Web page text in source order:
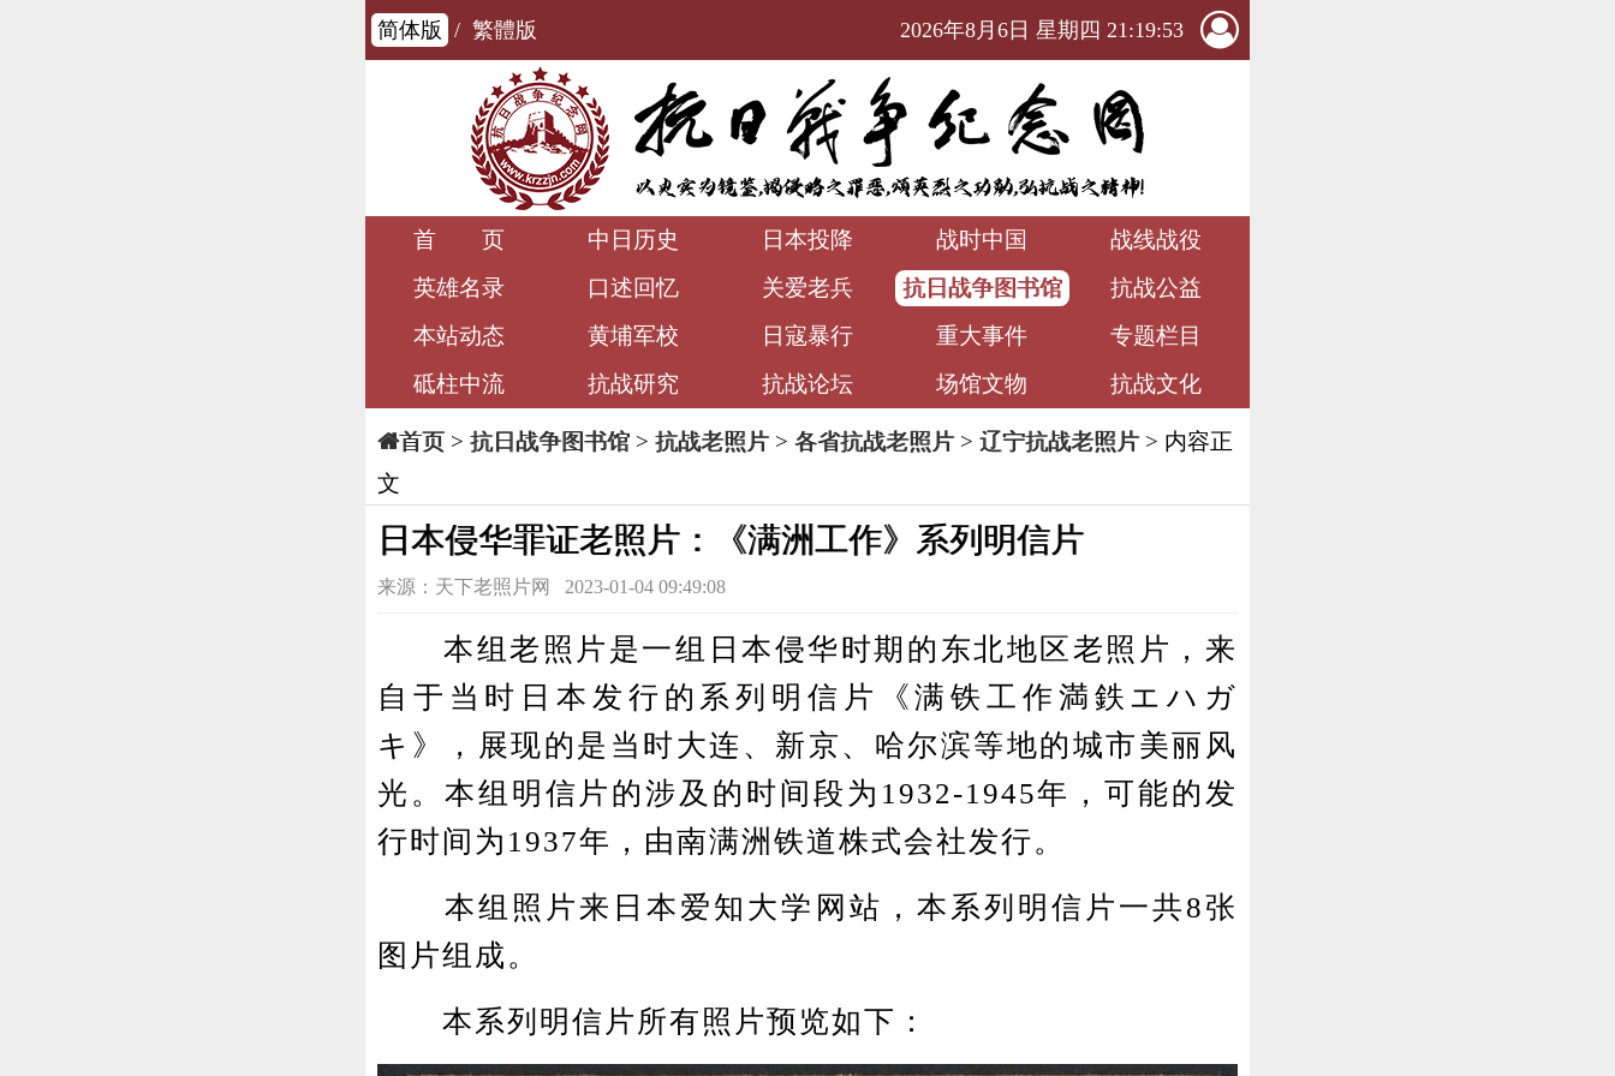
简体版 / 繁體版 2026年8月6日 星期四 21:19:55
首 页 中日历史 日本投降 战时中国
战线战役
英雄名录
口述回忆 关爱老兵 抗日战争图书馆
抗战公益
本站动态
黄埔军校 日寇暴行 重大事件
专题栏目
砥柱中流
抗战研究 抗战论坛 场馆文物 抗战文化
首页> 抗日战争图书馆 > 抗战老照片> 各省抗战老照片> 辽宁抗战老照片> 内容正
文
日本侵华罪证老照片：《满洲工作》系列明信片
来源：天下老照片网 2023-01-04 09:49:08
本组老照片是一组日本侵华时期的东北地区老照片，来
自于当时日本发行的系列明信片《满铁工作満鉄エハガ
キ》，展现的是当时大连、新京、哈尔滨等地的城市美丽风
光。本组明信片的涉及的时间段为1932-1945年，可能的发
行时间为1937年，由南满洲铁道株式会社发行。
本组照片来日本爱知大学网站，本系列明信片一共8张
图片组成。
本系列明信片所有照片预览如下：